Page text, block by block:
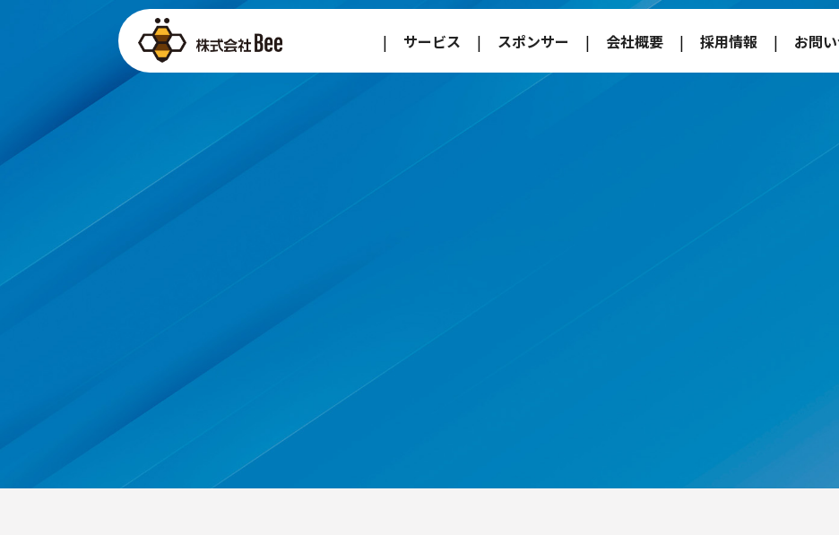
サービス スポンサー 会社概要 採用情報 お問